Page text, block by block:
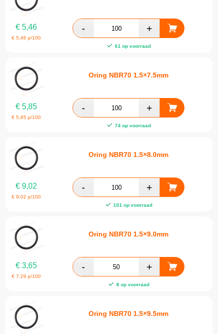
€ 5,46
€5,46 p/100
61 op voorraad
Oring NBR70 1.5×7.5mm
€ 5,85
€5,85 p/100
74 op voorraad
Oring NBR70 1.5×8.0mm
€ 9,02
€9,02 p/100
101 op voorraad
Oring NBR70 1.5×9.0mm
€ 3,65
€7,29 p/100
8 op voorraad
Oring NBR70 1.5×9.5mm